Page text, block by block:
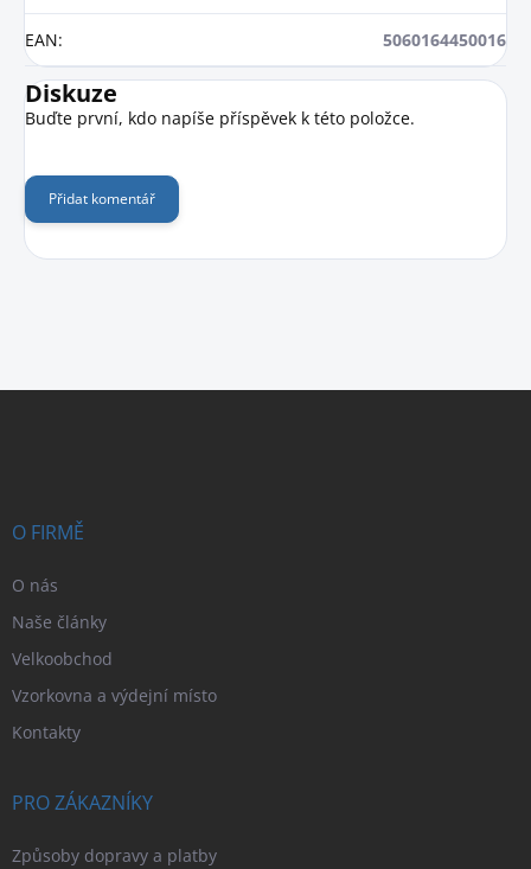
EAN: 5060164450016
Diskuze
Buďte první, kdo napíše příspěvek k této položce.
Přidat komentář
O FIRMĚ
O nás
Naše články
Velkoobchod
Vzorkovna a výdejní místo
Kontakty
PRO ZÁKAZNÍKY
Způsoby dopravy a platby